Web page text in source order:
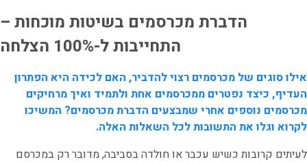
הדברת מכרסמים בשיטות מוכחות –
התחייבות ל-100% הצלחה
אילו סוגים של מכרסמים רצוי להדביר, האם לכידה היא הפתרון
העדיף, כיצד נפטרים ממכרסמים אחת ולתמיד ואיך מרחיקים
מכרסמים נוספים אחרי שמבצעים הדברת מכרסמים? המשיכו
לקרוא וגלו את התשובות לכל השאלות האלה.
לעיתים קרובות כשיש עכבר או חולדה בסביבה, מדובר רק במכרסם